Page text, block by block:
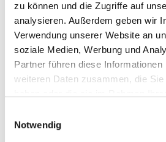
zu können und die Zugriffe auf
analysieren. Außerdem geben wir
Verwendung unserer Website an
soziale Medien, Werbung und
Partner führen diese
weiteren Daten zusammen, die
Notwendig